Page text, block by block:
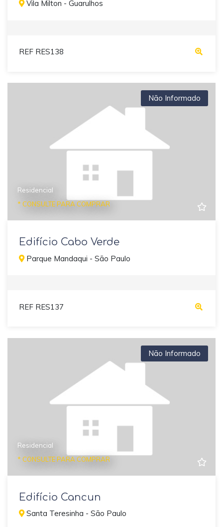
Vila Milton - Guarulhos
REF RES138
Não Informado
Residencial
* CONSULTE PARA COMPRAR
Edifício Cabo Verde
Parque Mandaqui - São Paulo
REF RES137
Não Informado
Residencial
* CONSULTE PARA COMPRAR
Edifício Cancun
Santa Teresinha - São Paulo